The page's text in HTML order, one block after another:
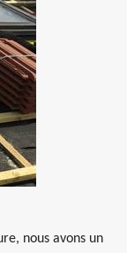
nous avons un